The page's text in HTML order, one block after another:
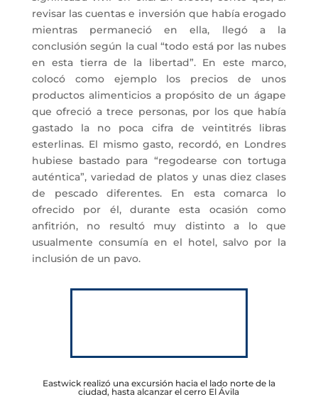
revisar las cuentas e inversión que había erogado
mientras permaneció en ella, llegó a la
conclusión según la cual “todo está por las nubes
en esta tierra de la libertad”. En este marco,
colocó como ejemplo los precios de unos
productos alimenticios a propósito de un ágape
que ofreció a trece personas, por los que había
gastado la no poca cifra de veintitrés libras
esterlinas. El mismo gasto, recordó, en Londres
hubiese bastado para “regodearse con tortuga
auténtica”, variedad de platos y unas diez clases
de pescado diferentes. En esta comarca lo
ofrecido por él, durante esta ocasión como
anfitrión, no resultó muy distinto a lo que
usualmente consumía en el hotel, salvo por la
inclusión de un pavo.
Eastwick realizó una excursión hacia el lado norte de la
ciudad, hasta alcanzar el cerro El Ávila